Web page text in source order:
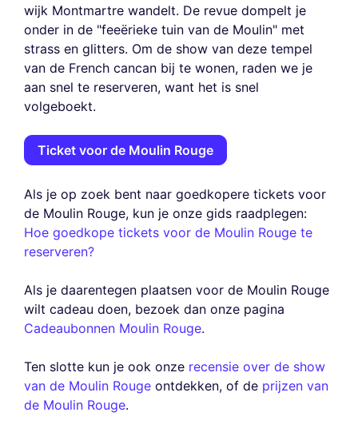
wijk Montmartre wandelt. De revue dompelt je
onder in de "feeërieke tuin van de Moulin" met
strass en glitters. Om de show van deze tempel
van de French cancan bij te wonen, raden we je
aan snel te reserveren, want het is snel
volgeboekt.
Ticket voor de Moulin Rouge
Als je op zoek bent naar goedkopere tickets voor
de Moulin Rouge, kun je onze gids raadplegen:
Hoe goedkope tickets voor de Moulin Rouge te
reserveren?
Als je daarentegen plaatsen voor de Moulin Rouge
wilt cadeau doen, bezoek dan onze pagina
Cadeaubonnen Moulin Rouge.
Ten slotte kun je ook onze recensie over de show
van de Moulin Rouge ontdekken, of de prijzen van
de Moulin Rouge.